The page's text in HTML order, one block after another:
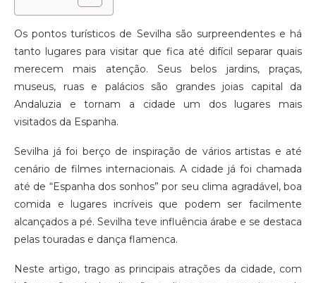
Os pontos turísticos de Sevilha são surpreendentes e há
tanto lugares para visitar que fica até difícil separar quais
merecem mais atenção. Seus belos jardins, praças,
museus, ruas e palácios são grandes joias capital da
Andaluzia e tornam a cidade um dos lugares mais
visitados da Espanha.
Sevilha já foi berço de inspiração de vários artistas e até
cenário de filmes internacionais. A cidade já foi chamada
até de “Espanha dos sonhos” por seu clima agradável, boa
comida e lugares incríveis que podem ser facilmente
alcançados a pé. Sevilha teve influência árabe e se destaca
pelas touradas e dança flamenca.
Neste artigo, trago as principais atrações da cidade, com